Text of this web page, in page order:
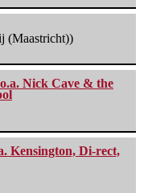
(Maastricht))
Nick Cave & the
Kensington, Di-rect,